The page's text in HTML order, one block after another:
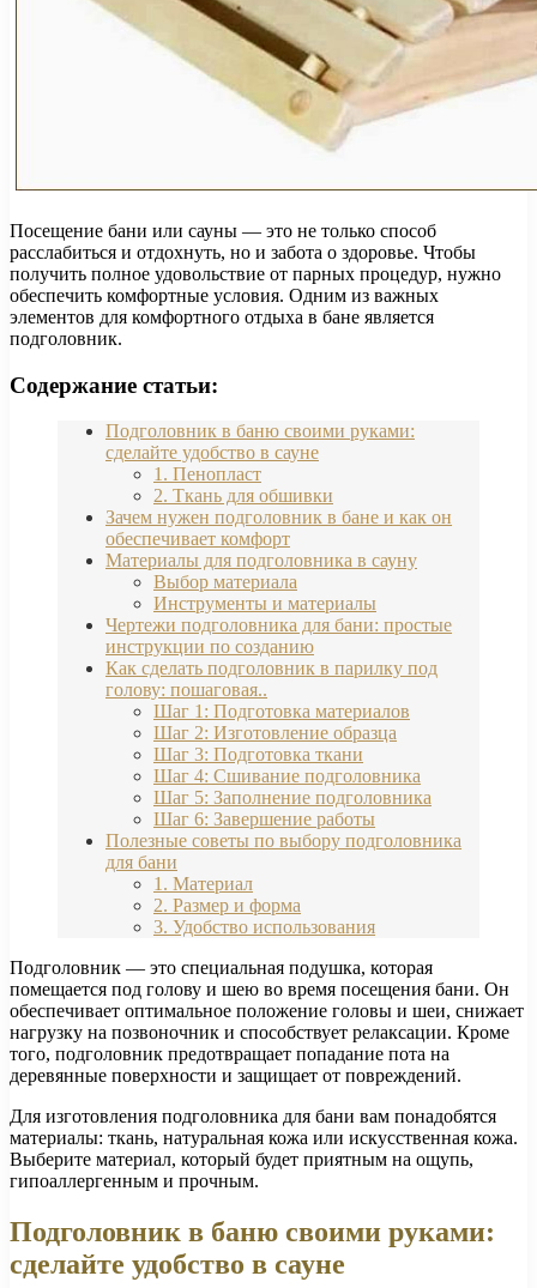
Посещение бани или сауны — это не только способ
расслабиться и отдохнуть, но и забота о здоровье. Чтобы
получить полное удовольствие от парных процедур, нужно
обеспечить комфортные условия. Одним из важных
элементов для комфортного отдыха в бане является
подголовник.
Содержание статьи:
Подголовник в баню своими руками:
сделайте удобство в сауне
1. Пенопласт
2. Ткань для обшивки
Зачем нужен подголовник в бане и как он
обеспечивает комфорт
Материалы для подголовника в сауну
Выбор материала
Инструменты и материалы
Чертежи подголовника для бани: простые
инструкции по созданию
Как сделать подголовник в парилку под
голову: пошаговая..
Шаг 1: Подготовка материалов
Шаг 2: Изготовление образца
Шаг 3: Подготовка ткани
Шаг 4: Сшивание подголовника
Шаг 5: Заполнение подголовника
Шаг 6: Завершение работы
Полезные советы по выбору подголовника
для бани
1. Материал
2. Размер и форма
3. Удобство использования
Подголовник — это специальная подушка, которая
помещается под голову и шею во время посещения бани. Он
обеспечивает оптимальное положение головы и шеи, снижает
нагрузку на позвоночник и способствует релаксации. Кроме
того, подголовник предотвращает попадание пота на
деревянные поверхности и защищает от повреждений.
Для изготовления подголовника для бани вам понадобятся
материалы: ткань, натуральная кожа или искусственная кожа.
Выберите материал, который будет приятным на ощупь,
гипоаллергенным и прочным.
Подголовник в баню своими руками:
сделайте удобство в сауне